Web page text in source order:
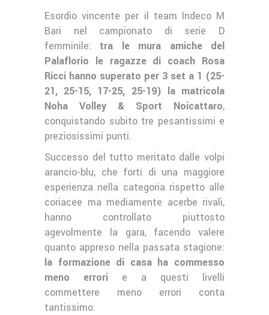
Esordio vincente per il team Indeco M
Bari nel campionato di serie D
femminile: tra le mura amiche del
Palaflorio le ragazze di coach Rosa
Ricci hanno superato per 3 set a 1 (25-
21, 25-15, 17-25, 25-19) la matricola
Noha Volley & Sport Noicattaro,
conquistando subito tre pesantissimi e
preziosissimi punti.
Successo del tutto meritato dalle volpi
arancio-blu, che forti di una maggiore
esperienza nella categoria rispetto alle
coriacee ma mediamente acerbe rivali,
hanno controllato piuttosto
agevolmente la gara, facendo valere
quanto appreso nella passata stagione:
la formazione di casa ha commesso
meno errori e a questi livelli
commettere meno errori conta
tantissimo.